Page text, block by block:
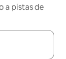
a pistas de
con las